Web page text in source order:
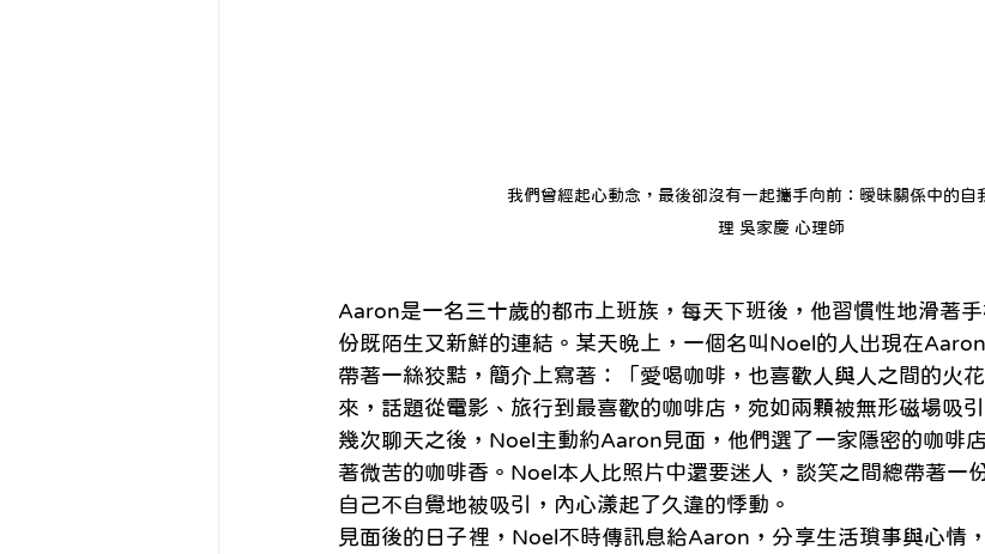
我們曾經起心動念，最後卻沒有一起攜手向前：曖昧關係中的自
理 吳家慶 心理師
Aaron是一名三十歲的都市上班族，每天下班後，他習慣性地滑著
份既陌生又新鮮的連結。某天晚上，一個名叫Noel的人出現在
帶著一絲狡黠，簡介上寫著：「愛喝咖啡，也喜歡人與人之間的火
來，話題從電影、旅行到最喜歡的咖啡店，宛如兩顆被無形磁場吸引
幾次聊天之後，Noel主動約Aaron見面，他們選了一家隱密的咖啡
著微苦的咖啡香。Noel本人比照片中還要迷人，談笑之間總帶著一
自己不自覺地被吸引，內心漾起了久違的悸動。
見面後的日子裡，Noel不時傳訊息給Aaron，分享生活瑣事與心情